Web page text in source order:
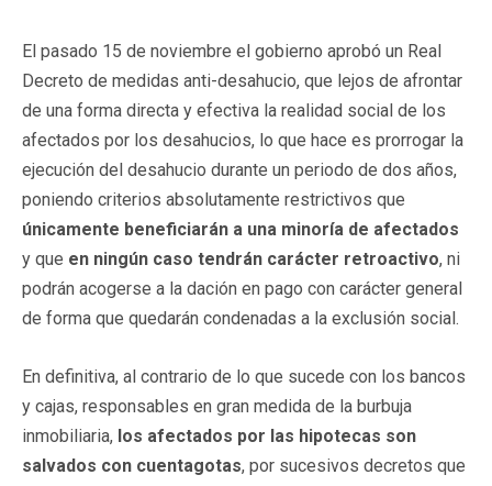
El pasado 15 de noviembre el gobierno aprobó un Real
Decreto de medidas anti-desahucio, que lejos de afrontar
de una forma directa y efectiva la realidad social de los
afectados por los desahucios, lo que hace es prorrogar la
ejecución del desahucio durante un periodo de dos años,
poniendo criterios absolutamente restrictivos que
únicamente beneficiarán a una minoría de afectados
y que en ningún caso tendrán carácter retroactivo, ni
podrán acogerse a la dación en pago con carácter general
de forma que quedarán condenadas a la exclusión social.
En definitiva, al contrario de lo que sucede con los bancos
y cajas, responsables en gran medida de la burbuja
inmobiliaria, los afectados por las hipotecas son
salvados con cuentagotas, por sucesivos decretos que